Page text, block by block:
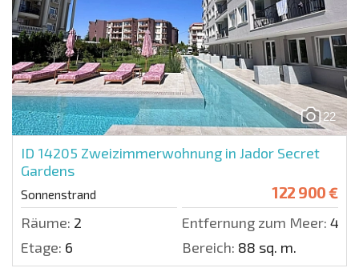
22
ID 14205 Zweizimmerwohnung in Jador Secret
Gardens
Sonnenstrand 122 900 €
Räume: 2 Entfernung zum Meer: 400
Etage: 6 Bereich: 88 sq. m.